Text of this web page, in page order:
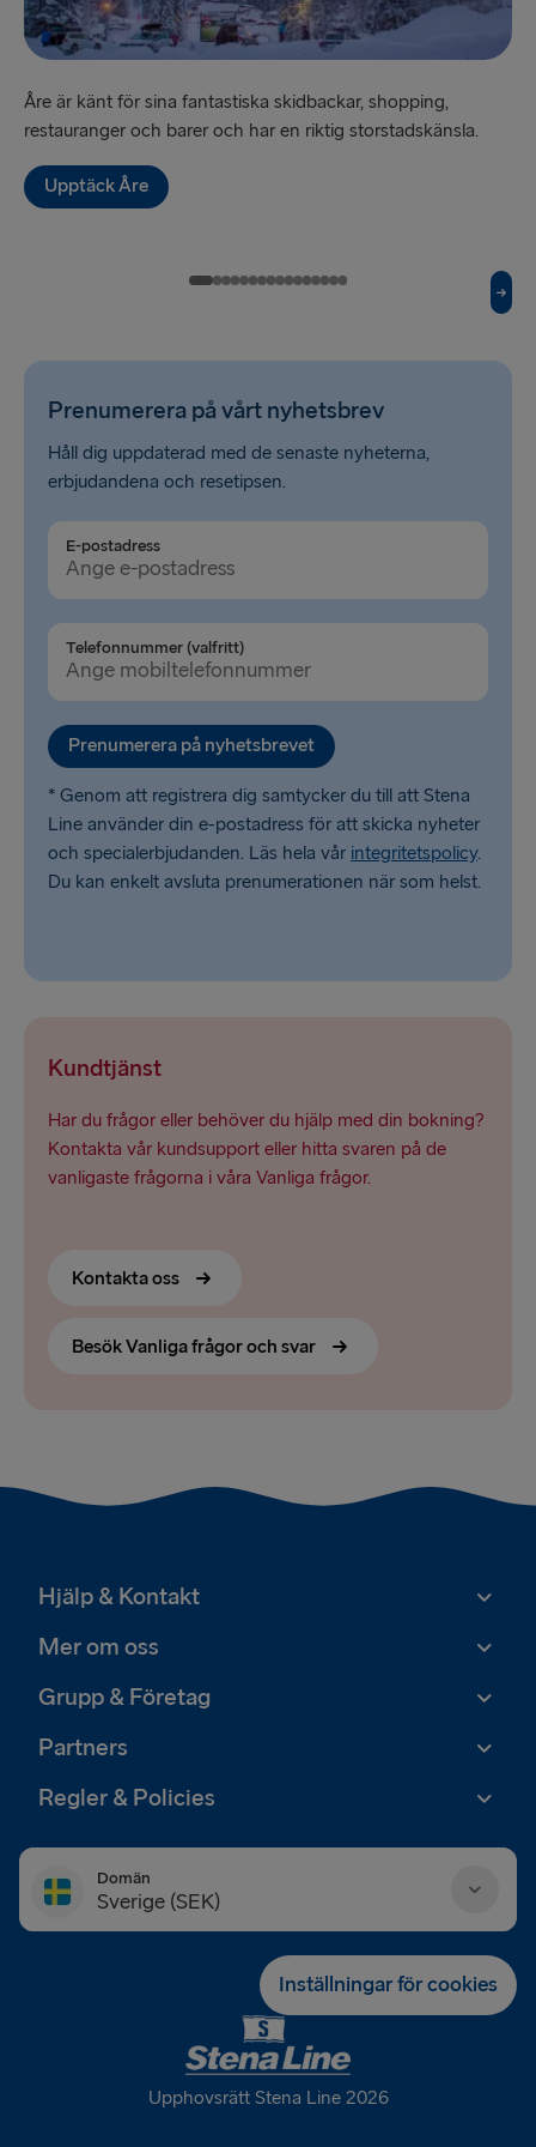
TILL LETTLAND
Ventspils → Nynäshamn
RESTEN AV EUROPA
Belfast → Cairnryan
Travemünde → Liepāja
Cairnryan → Belfast
Liverpool → Belfast
Harwich → Hoek van Holland
Dublin → Holyhead
Liepāja → Travemünde
Åre är känt för sina fantastiska skidbackar, shopping,
restauranger och barer och har en riktig storstadskänsla.
Upptäck Åre
Prenumerera på vårt nyhetsbrev
Håll dig uppdaterad med de senaste nyheterna,
erbjudandena och resetipsen.
E-postadress
Telefonnummer (valfritt)
Prenumerera på nyhetsbrevet
* Genom att registrera dig samtycker du till att Stena
Line använder din e-postadress för att skicka nyheter
och specialerbjudanden. Läs hela vår integritetspolicy.
Du kan enkelt avsluta prenumerationen när som helst.
Kundtjänst
Har du frågor eller behöver du hjälp med din bokning?
Kontakta vår kundsupport eller hitta svaren på de
vanligaste frågorna i våra Vanliga frågor.
Kontakta oss
Besök Vanliga frågor och svar
Hjälp & Kontakt
Mer om oss
Grupp & Företag
Partners
Regler & Policies
Domän
Sverige (SEK)
Inställningar för cookies
Upphovsrätt Stena Line 2026